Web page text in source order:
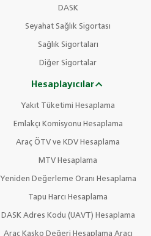
DASK
Seyahat Sağlık Sigortası
Sağlık Sigortaları
Diğer Sigortalar
Hesaplayıcılar
Yakıt Tüketimi Hesaplama
Emlakçı Komisyonu Hesaplama
Araç ÖTV ve KDV Hesaplama
MTV Hesaplama
Yeniden Değerleme Oranı Hesaplama
Tapu Harcı Hesaplama
DASK Adres Kodu (UAVT) Hesaplama
Araç Kasko Değeri Hesaplama Aracı